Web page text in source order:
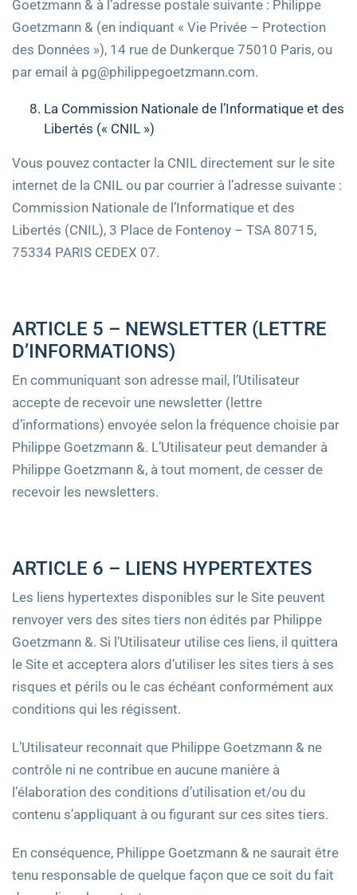
Goetzmann & à l’adresse postale suivante : Philippe
Goetzmann & (en indiquant « Vie Privée – Protection
des Données »), 14 rue de Dunkerque 75010 Paris, ou
par email à pg@philippegoetzmann.com.
La Commission Nationale de l’Informatique et des
Libertés (« CNIL »)
Vous pouvez contacter la CNIL directement sur le site
internet de la CNIL ou par courrier à l’adresse suivante :
Commission Nationale de l’Informatique et des
Libertés (CNIL), 3 Place de Fontenoy – TSA 80715,
75334 PARIS CEDEX 07.
ARTICLE 5 – NEWSLETTER (LETTRE
D’INFORMATIONS)
En communiquant son adresse mail, l’Utilisateur
accepte de recevoir une newsletter (lettre
d’informations) envoyée selon la fréquence choisie par
Philippe Goetzmann &. L’Utilisateur peut demander à
Philippe Goetzmann &, à tout moment, de cesser de
recevoir les newsletters.
ARTICLE 6 – LIENS HYPERTEXTES
Les liens hypertextes disponibles sur le Site peuvent
renvoyer vers des sites tiers non édités par Philippe
Goetzmann &. Si l’Utilisateur utilise ces liens, il quittera
le Site et acceptera alors d’utiliser les sites tiers à ses
risques et périls ou le cas échéant conformément aux
conditions qui les régissent.
L’Utilisateur reconnait que Philippe Goetzmann & ne
contrôle ni ne contribue en aucune manière à
l’élaboration des conditions d’utilisation et/ou du
contenu s’appliquant à ou figurant sur ces sites tiers.
En conséquence, Philippe Goetzmann & ne saurait être
tenu responsable de quelque façon que ce soit du fait